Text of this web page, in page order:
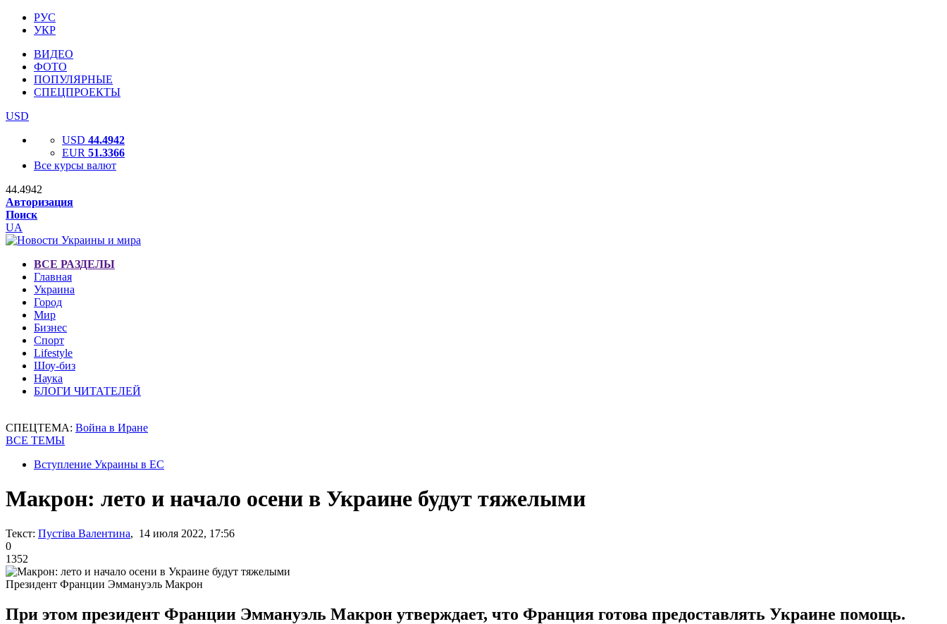
РУС
УКР
ВИДЕО
ФОТО
ПОПУЛЯРНЫЕ
СПЕЦПРОЕКТЫ
USD
USD 44.4942
EUR 51.3366
Все курсы валют
44.4942
Авторизация
Поиск
UA
ВСЕ РАЗДЕЛЫ
Главная
Украина
Город
Мир
Бизнес
Спорт
Lifestyle
Шоу-биз
Наука
БЛОГИ ЧИТАТЕЛЕЙ
СПЕЦТЕМА: Война в Иране
ВСЕ ТЕМЫ
Вступление Украины в ЕС
Макрон: лето и начало осени в Украине будут тяжелыми
Текст: Пустіва Валентина, 14 июля 2022, 17:56
0
1352
Президент Франции Эммануэль Макрон
При этом президент Франции Эммануэль Макрон утверждает, что Франция готова предоставлять Украине помощь.